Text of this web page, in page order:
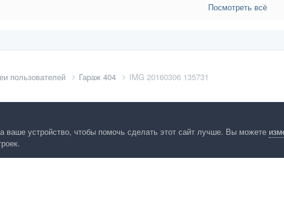
Посмотреть всё
пользователей Гараж 404 IMG 20160306 135731
Язык Конфиденциальность Обратная связь Cookies
ваше устройство, чтобы помочь сделать этот сайт лучше. Вы можете